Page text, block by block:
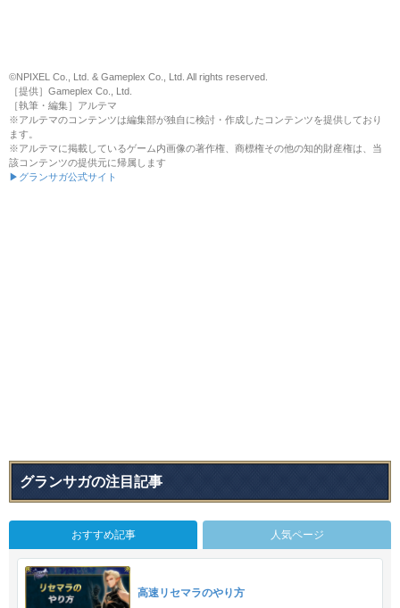
©NPIXEL Co., Ltd. & Gameplex Co., Ltd. All rights reserved.
［提供］Gameplex Co., Ltd.
［執筆・編集］アルテマ
※アルテマのコンテンツは編集部が独自に検討・作成したコンテンツを提供しており
ます。
※アルテマに掲載しているゲーム内画像の著作権、商標権その他の知的財産権は、当
該コンテンツの提供元に帰属します
▶グランサガ公式サイト
グランサガの注目記事
おすすめ記事 人気ページ
高速リセマラのやり方